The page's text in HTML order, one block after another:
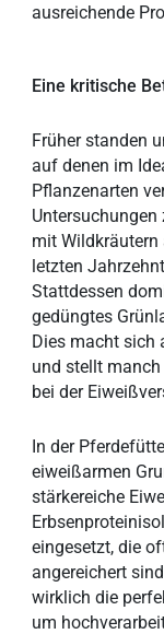
ausreichende
Eine kritische
Früher standen
auf denen im
Pflanzenarten
Untersuchungen
mit Wildkräutern
letzten
Stattdessen
gedüngtes
Dies macht sich
und stellt
bei der
In der
eiweißarmen
stärkereiche
eingesetzt, die
angereichert
wirklich die
um